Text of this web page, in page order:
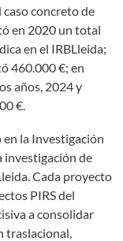
concreto de
en 2020 un total
en el IRBLleida;
460.000 €; en
años, 2024 y
€.
la Investigación
investigación de
Cada proyecto
PIRS del
a consolidar
traslacional,